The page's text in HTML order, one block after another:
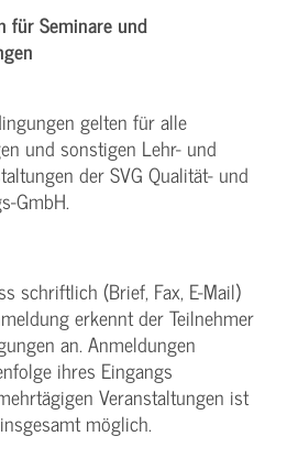
für Seminare und
gelten für alle
und sonstigen Lehr- und
der SVG Qualität- und
GmbH.
schriftlich (Brief, Fax, E-Mail)
erkennt der Teilnehmer
an. Anmeldungen
ihres Eingangs
Veranstaltungen ist
möglich.